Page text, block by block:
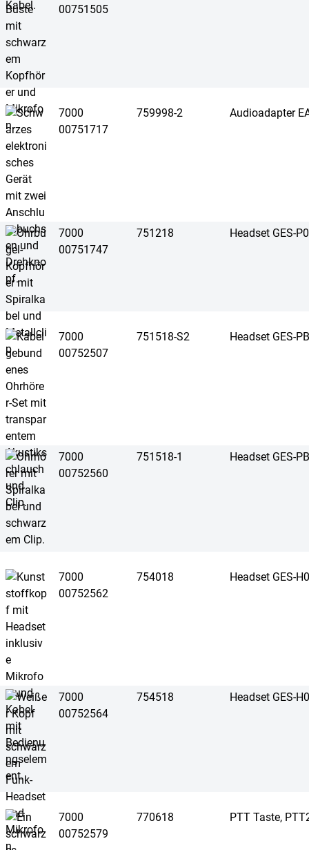
00751505
7000
00751717
759998-2 Audioadapter
7000
00751747
751218 Headset GES-
7000
00752507
751518-S2 Headset GES-
7000
00752560
751518-1 Headset GES-
7000
00752562
754018 Headset GES-
7000
00752564
754518 Headset GES-
7000
00752579
770618 PTT Taste,